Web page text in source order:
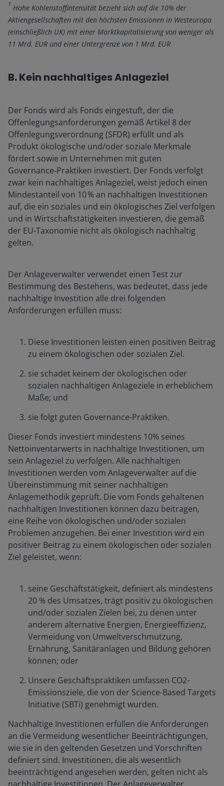
1 Hohe Kohlenstoffintensität bezieht sich auf die 10% der
Aktiengesellschaften mit den höchsten Emissionen in Westeuropa
(einschließlich UK) mit einer Marktkapitalisierung von weniger als
11 Mrd. EUR und einer Untergrenze von 1 Mrd. EUR
B. Kein nachhaltiges Anlageziel
Der Fonds wird als Fonds eingestuft, der die
Offenlegungsanforderungen gemäß Artikel 8 der
Offenlegungsverordnung (SFDR) erfüllt und als
Produkt ökologische und/oder soziale Merkmale
fördert sowie in Unternehmen mit guten
Governance‑Praktiken investiert. Der Fonds verfolgt
zwar kein nachhaltiges Anlageziel, weist jedoch einen
Mindestanteil von 10 % an nachhaltigen Investitionen
auf, die ein soziales und ein ökologisches Ziel verfolgen
und in Wirtschaftstätigkeiten investieren, die gemäß
der EU‑Taxonomie nicht als ökologisch nachhaltig
gelten.
Der Anlageverwalter verwendet einen Test zur
Bestimmung des Bestehens, was bedeutet, dass jede
nachhaltige Investition alle drei folgenden
Anforderungen erfüllen muss:
Diese Investitionen leisten einen positiven Beitrag
zu einem ökologischen oder sozialen Ziel.
sie schadet keinem der ökologischen oder
sozialen nachhaltigen Anlageziele in erheblichem
Maße; und
sie folgt guten Governance-Praktiken.
Dieser Fonds investiert mindestens 10% seines
Nettoinventarwerts in nachhaltige Investitionen, um
sein Anlageziel zu verfolgen. Alle nachhaltigen
Investitionen werden vom Anlageverwalter auf die
Übereinstimmung mit seiner nachhaltigen
Anlagemethodik geprüft. Die vom Fonds gehaltenen
nachhaltigen Investitionen können dazu beitragen,
eine Reihe von ökologischen und/oder sozialen
Problemen anzugehen. Bei einer Investition wird ein
positiver Beitrag zu einem ökologischen oder sozialen
Ziel geleistet, wenn:
seine Geschäftstätigkeit, definiert als mindestens
20 % des Umsatzes, trägt positiv zu ökologischen
und/oder sozialen Zielen bei, zu denen unter
anderem alternative Energien, Energieeffizienz,
Vermeidung von Umweltverschmutzung,
Ernährung, Sanitäranlagen und Bildung gehören
können; oder
Unsere Geschäftspraktiken umfassen CO2-
Emissionsziele, die von der Science-Based Targets
Initiative (SBTi) genehmigt wurden.
Nachhaltige Investitionen erfüllen die Anforderungen
an die Vermeidung wesentlicher Beeinträchtigungen,
wie sie in den geltenden Gesetzen und Vorschriften
definiert sind. Investitionen, die als wesentlich
beeinträchtigend angesehen werden, gelten nicht als